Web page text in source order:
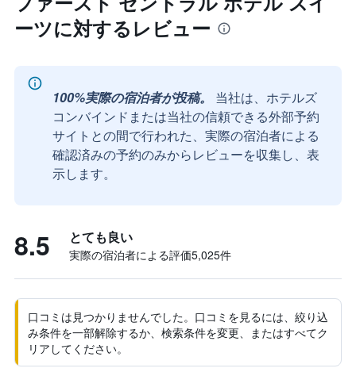
ーツに対するレビュー
100%実際の宿泊者が投稿。
当社は、ホテルズ
コンバインドまたは当社の信頼できる外部予約
サイトとの間で行われた、実際の宿泊者による
確認済みの予約のみからレビューを収集し、表
示します。
8.5 とても良い
実際の宿泊者による評価5,025​件
口コミは見つかりませんでした。口コミを見るには、絞り込
み条件を一部解除するか、検索条件を変更、またはすべてク
リアしてください。